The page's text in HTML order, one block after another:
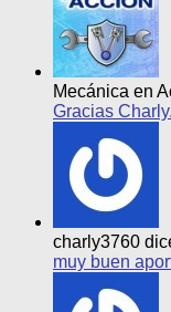
Mecánica en
Gracias
charly3760
muy buen